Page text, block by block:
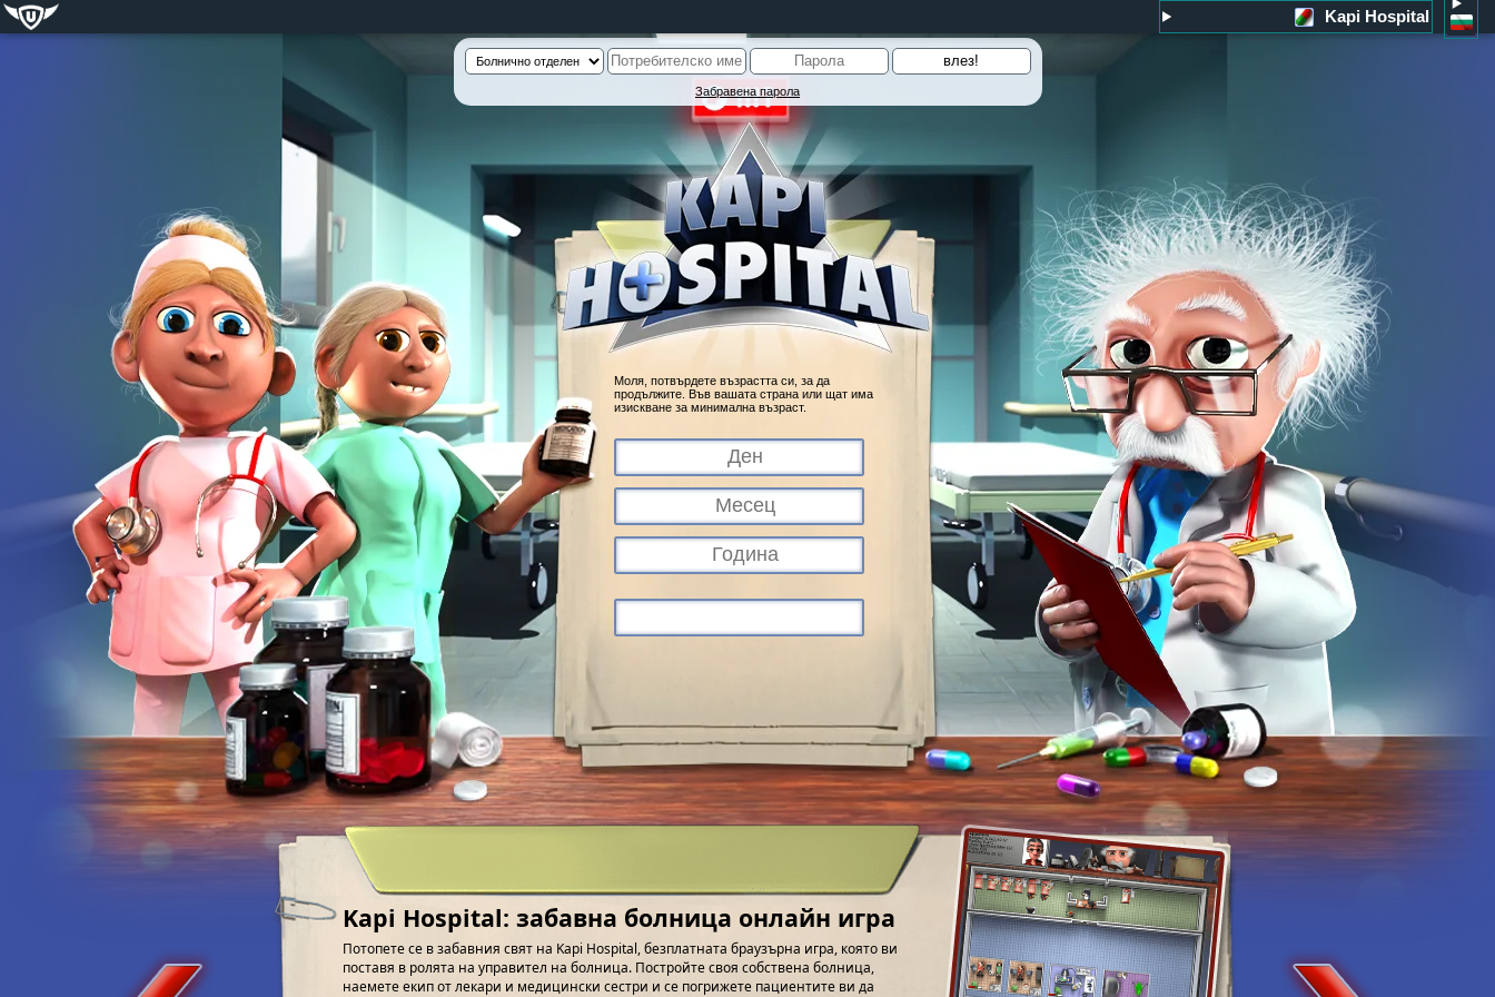
Kapi Hospital
Забравена парола
Моля, потвърдете възрастта си, за да
продължите. Във вашата страна или щат има
изискване за минимална възраст.
Kapi Hospital: забавна болница онлайн игра
Потопете се в забавния свят на Kapi Hospital, безплатната браузърна игра, която ви
поставя в ролята на управител на болница. Постройте своя собствена болница,
наемете екип от лекари и медицински сестри и се погрижете пациентите ви да